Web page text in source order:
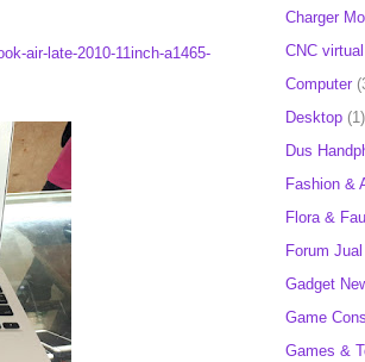
air-late-2010-11inch-a1465-
Charger
CNC virtual
Computer
Desktop (1)
Dus
Fashion &
Flora &
Forum
Gadget
Game
Games &